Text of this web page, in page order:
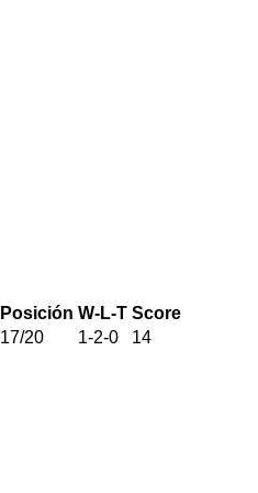
Posición W-L-T Score
17/20 1-2-0 14